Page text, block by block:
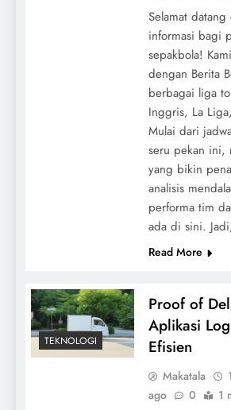
Selamat
informasi bagi
sepakbola!
dengan Berita
berbagai liga
Inggris, La
Mulai dari
seru pekan ini,
yang bikin
analisis
performa tim
ada di sini.
Read More
TEKNOLOGI
Proof of
Aplikasi
Efisien
Makatala
ago
0 1